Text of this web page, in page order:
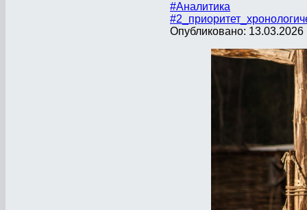
#Аналитика
Опубликовано: 13.03.2026